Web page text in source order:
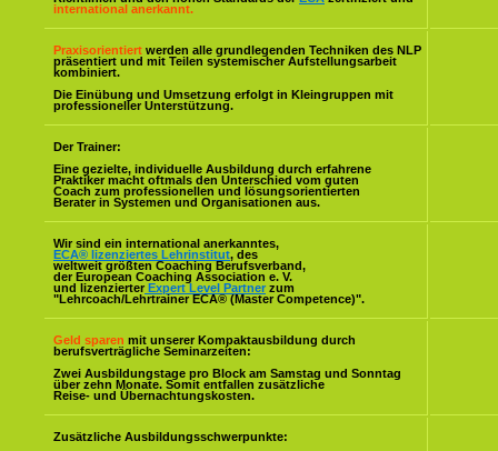
international anerkannt.
Praxisorientiert werden alle grundlegenden Techniken des NLP
präsentiert und mit Teilen systemischer Aufstellungsarbeit
kombiniert.
Die Einübung und Umsetzung erfolgt in Kleingruppen mit
professioneller Unterstützung.
Der Trainer:
Eine gezielte, individuelle Ausbildung durch erfahrene
Praktiker macht oftmals den Unterschied vom guten
Coach zum professionellen und lösungsorientierten
Berater in Systemen und Organisationen aus.
Wir sind ein international anerkanntes,
ECA® lizenziertes Lehrinstitut, des
weltweit größten Coaching Berufsverband,
der European Coaching Association e. V.
und lizenzierter Expert Level Partner zum
"Lehrcoach/Lehrtrainer ECA® (Master Competence)".
Geld sparen mit unserer Kompaktausbildung durch
berufsverträgliche Seminarzeiten:
Zwei Ausbildungstage pro Block am Samstag und Sonntag
über zehn Monate. Somit entfallen zusätzliche
Reise- und Übernachtungskosten.
Zusätzliche Ausbildungsschwerpunkte: